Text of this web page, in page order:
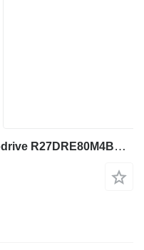
Электродвигатель SEW-Eurodrive R27DRE80M4BE1HR/TH/ES7S для промышленного оборудования